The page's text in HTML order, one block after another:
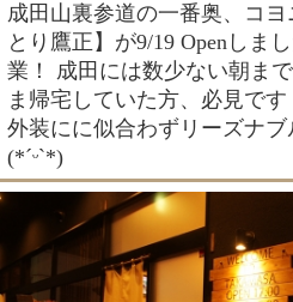
成田山裏参道の一番奥、コ
とり鷹正】が9/19 Openしま
業！ 成田には数少ない朝ま
ま帰宅していた方、必見で
外装にに似合わずリーズナ
(*ˊᵕˋ*)